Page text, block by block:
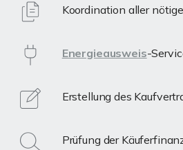
Koordination aller
Energieausweis-
Erstellung des
Prüfung der